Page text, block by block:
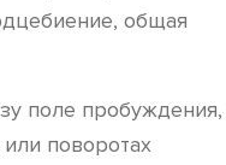
общая
поле пробуждения,
поворотах